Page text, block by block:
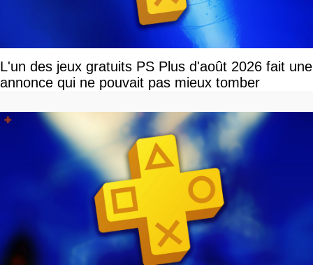
L'un des jeux gratuits PS Plus d'août 2026 fait une
annonce qui ne pouvait pas mieux tomber